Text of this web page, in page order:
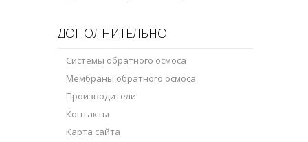
ДОПОЛНИТЕЛЬНО
Системы обратного осмоса
Мембраны обратного осмоса
Производители
Контакты
Карта сайта